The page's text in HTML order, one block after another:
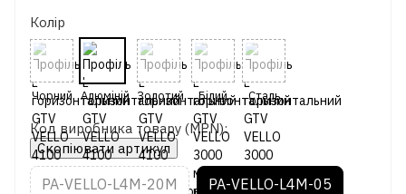
Колір
Код виробника товару (MPN):
Скопіювати артикул
PA-VELLO-L4M-20M PA-VELLO-L4M-05